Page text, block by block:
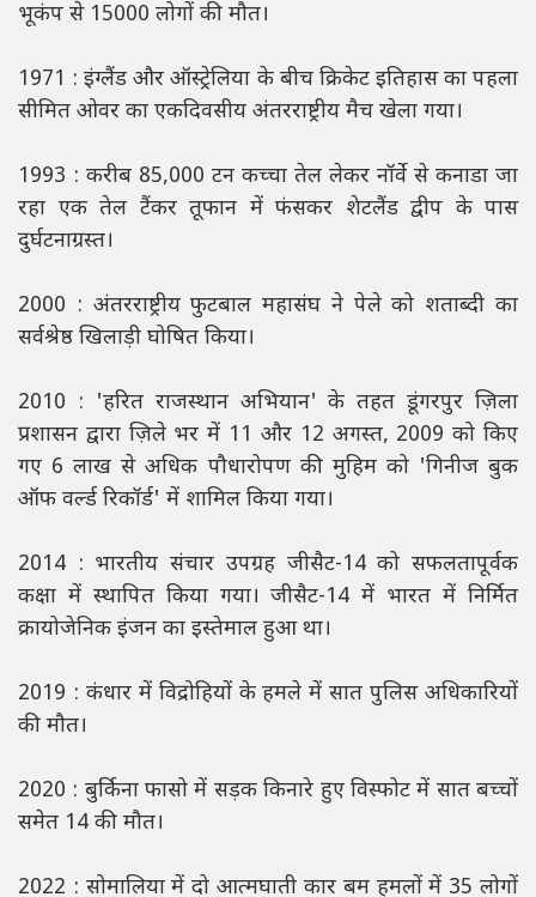
भूकंप से 15000 लोगों की मौत।
1971 : इंग्लैंड और ऑस्ट्रेलिया के बीच क्रिकेट इतिहास का पहला
सीमित ओवर का एकदिवसीय अंतरराष्ट्रीय मैच खेला गया।
1993 : करीब 85,000 टन कच्चा तेल लेकर नॉर्वे से कनाडा जा
रहा एक तेल टैंकर तूफान में फंसकर शेटलैंड द्वीप के पास
दुर्घटनाग्रस्त।
2000 : अंतरराष्ट्रीय फुटबाल महासंघ ने पेले को शताब्दी का
सर्वश्रेष्ठ खिलाड़ी घोषित किया।
2010 : 'हरित राजस्थान अभियान' के तहत डूंगरपुर ज़िला
प्रशासन द्वारा ज़िले भर में 11 और 12 अगस्त, 2009 को किए
गए 6 लाख से अधिक पौधारोपण की मुहिम को 'गिनीज बुक
ऑफ वर्ल्ड रिकॉर्ड' में शामिल किया गया।
2014 : भारतीय संचार उपग्रह जीसैट-14 को सफलतापूर्वक
कक्षा में स्थापित किया गया। जीसैट-14 में भारत में निर्मित
क्रायोजेनिक इंजन का इस्तेमाल हुआ था।
2019 : कंधार में विद्रोहियों के हमले में सात पुलिस अधिकारियों
की मौत।
2020 : बुर्किना फासो में सड़क किनारे हुए विस्फोट में सात बच्चों
समेत 14 की मौत।
2022 : सोमालिया में दो आत्मघाती कार बम हमलों में 35 लोगों